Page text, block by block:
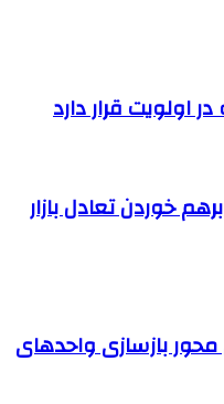
اولویت قرار دارد
خوردن تعادل بازار
بازسازی واحدهای